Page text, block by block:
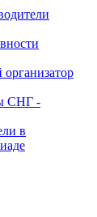
СНГ -
в